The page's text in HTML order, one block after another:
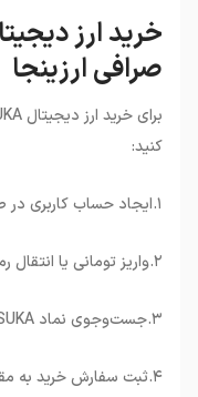
خرید ارز
صرافی ارزینجا
برای خرید ارز دیجیتال
کنید:
۱.ایجاد حساب کاربری در صرافی ارزینجا و تکمیل فرایند احراز هویت
۲.واریز تومانی یا انتقال رمزارز به کیف‌پول حساب
۳.جست‌وجوی نماد
۴.ثبت سفارش خرید به مقدار دلخواه